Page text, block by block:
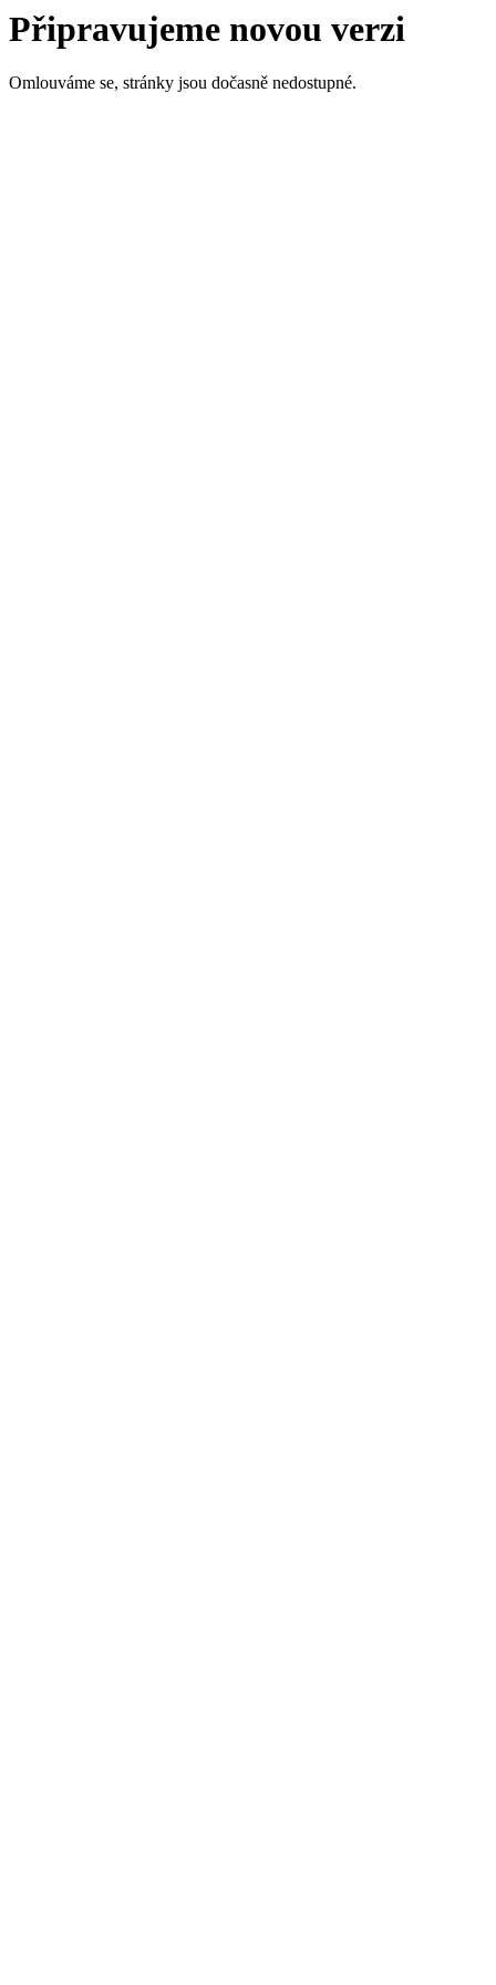
Připravujeme novou verzi
Omlouváme se, stránky jsou dočasně nedostupné.